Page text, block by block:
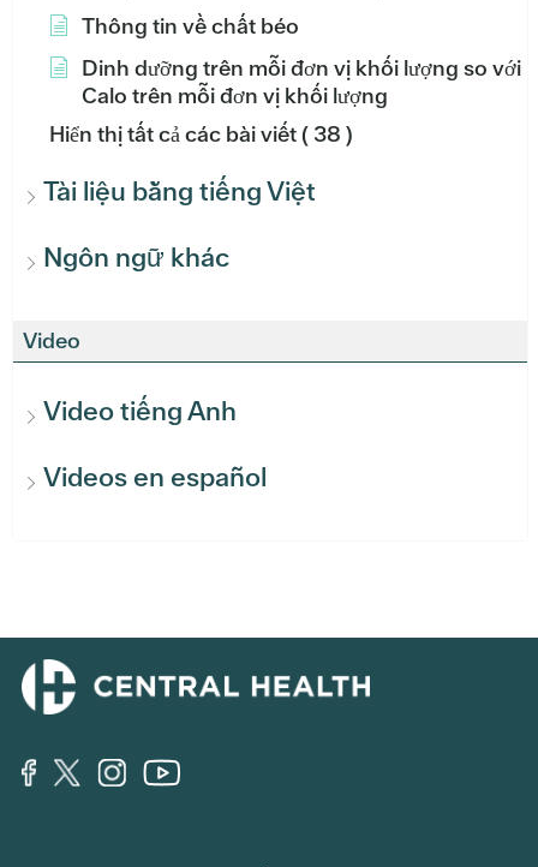
Thông tin về chất béo
Dinh dưỡng trên mỗi đơn vị khối lượng so với
Calo trên mỗi đơn vị khối lượng
Hiển thị tất cả các bài viết( 38 )
Tài liệu bằng tiếng Việt
Ngôn ngữ khác
Video
Video tiếng Anh
Videos en español